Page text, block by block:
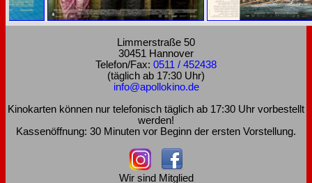
Limmerstraße 50
30451 Hannover
Telefon/Fax: 0511 / 452438
(täglich ab 17:30 Uhr)
info@apollokino.de
Kinokarten können nur telefonisch täglich ab 17:30 Uhr vorbestellt
werden!
Kassenöffnung: 30 Minuten vor Beginn der ersten Vorstellung.
Wir sind Mitglied